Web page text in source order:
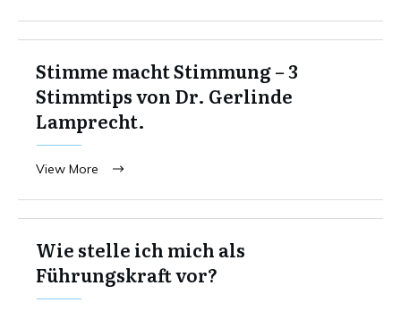
Stimme macht Stimmung – 3
Stimmtips von Dr. Gerlinde
Lamprecht.
View More
Wie stelle ich mich als
Führungskraft vor?